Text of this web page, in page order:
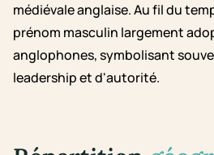
médiévale anglaise. Au fil du
prénom masculin largement
anglophones, symbolisant
leadership et d'autorité.